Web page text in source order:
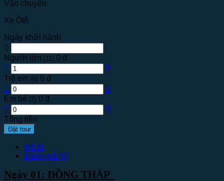
Vận chuyển
Xe Ôtô
Ngày khởi hành
Người lớn (11) 0 đ
Trẻ em (6) 0 đ
Em bé (2) 0 đ
Tổng tiền
Đặt tour
Mô tả
Đánh giá (0)
Ngày 01: ĐỒNG THÁP